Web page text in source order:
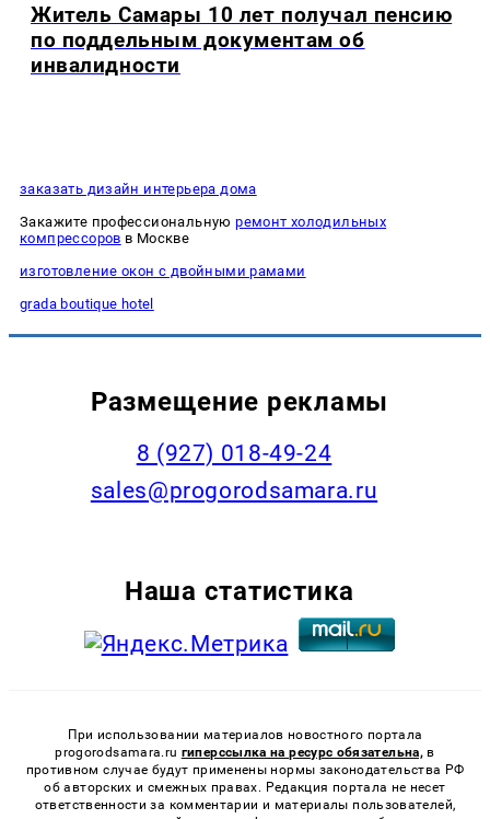
Житель Самары 10 лет получал пенсию
по поддельным документам об
инвалидности
заказать дизайн интерьера дома
Закажите профессиональнуюремонт холодильных
компрессоров в Москве
изготовление окон с двойными рамами
grada boutique hotel
Размещение рекламы
8 (927) 018-49-24
sales@progorodsamara.ru
Наша статистика
При использовании материалов новостного портала
progorodsamara.ru гиперссылка на ресурс обязательна, в
противном случае будут применены нормы законодательства РФ
об авторских и смежных правах. Редакция портала не несет
ответственности за комментарии и материалы пользователей,